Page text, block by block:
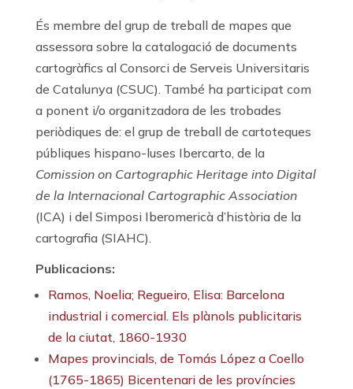
És membre del grup de treball de mapes que
assessora sobre la catalogació de documents
cartogràfics al Consorci de Serveis Universitaris
de Catalunya (CSUC). També ha participat com
a ponent i/o organitzadora de les trobades
periòdiques de: el grup de treball de cartoteques
públiques hispano-luses Ibercarto, de la
Comission on Cartographic Heritage into Digital
de la Internacional Cartographic Association
(ICA) i del Simposi Iberomericà d’història de la
cartografia (SIAHC).
Publicacions:
Ramos, Noelia; Regueiro, Elisa: Barcelona
industrial i comercial. Els plànols publicitaris
de la ciutat, 1860-1930
Mapes provincials, de Tomás López a Coello
(1765-1865) Bicentenari de les províncies